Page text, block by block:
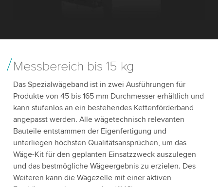
Messbereich bis 15 kg
Das Spezialwägeband ist in zwei Ausführungen für
Produkte von 45 bis 165 mm Durchmesser erhältlich und
kann stufenlos an ein bestehendes Kettenförderband
angepasst werden. Alle wägetechnisch relevanten
Bauteile entstammen der Eigenfertigung und
unterliegen höchsten Qualitätsansprüchen, um das
Wäge-Kit für den geplanten Einsatzzweck auszulegen
und das bestmögliche Wägeergebnis zu erzielen. Des
Weiteren kann die Wägezelle mit einer aktiven